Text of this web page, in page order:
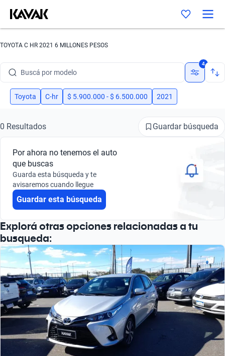
TOYOTA C HR 2021 6 MILLONES PESOS
Buscá por modelo
Buscá por versión
Buscá por marca
Buscá por modelo
Buscá por versión
4
Toyota C-hr $ 5.900.000 - $ 6.500.000 2021
0 Resultados Guardar búsqueda
Por ahora no tenemos el auto
que buscas
Guarda esta búsqueda y te
avisaremos cuando llegue
Guardar esta búsqueda
Explorá otras opciones relacionadas a tu
busqueda: